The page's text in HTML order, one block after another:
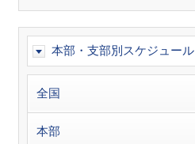
本部・支部別スケジュール
全国
本部